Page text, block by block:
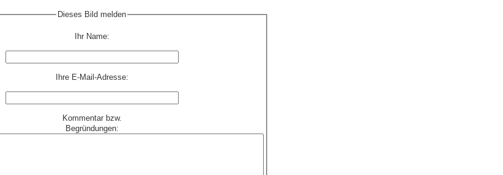
Dieses Bild melden
Ihr Name:
Ihre E-Mail-Adresse:
Kommentar bzw.
Begründungen: